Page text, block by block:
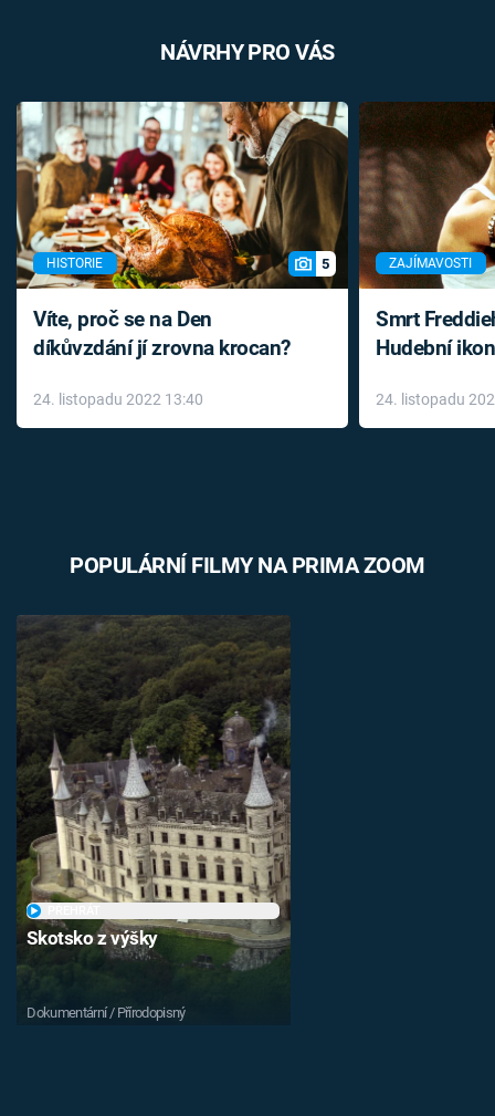
NÁVRHY PRO VÁS
HISTORIE 5
Víte, proč se na Den
díkůvzdání jí zrovna krocan?
24. listopadu 2022 13:40
ZAJÍMAVOSTI
Smrt
Hudební
léky
24. listopadu
POPULÁRNÍ FILMY NA PRIMA ZOOM
Skotsko z výšky
Dokumentární / Přírodopisný